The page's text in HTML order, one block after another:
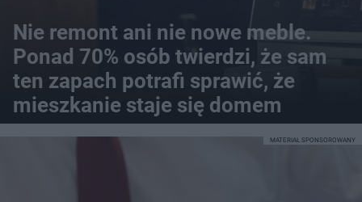
Nie remont ani nie nowe meble.
Ponad 70% osób twierdzi, że sam
ten zapach potrafi sprawić, że
mieszkanie staje się domem
MATERIAŁ SPONSOROWANY